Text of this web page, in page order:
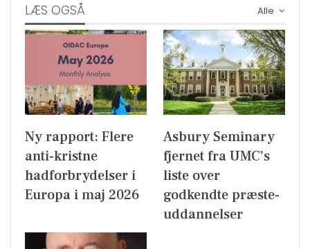
Alle
LÆS OGSÅ
Ny rapport: Flere
anti-kristne
hadforbrydelser i
Europa i maj 2026
Asbury Seminary
fjernet fra UMC’s
liste over
godkendte præste-
uddannelser